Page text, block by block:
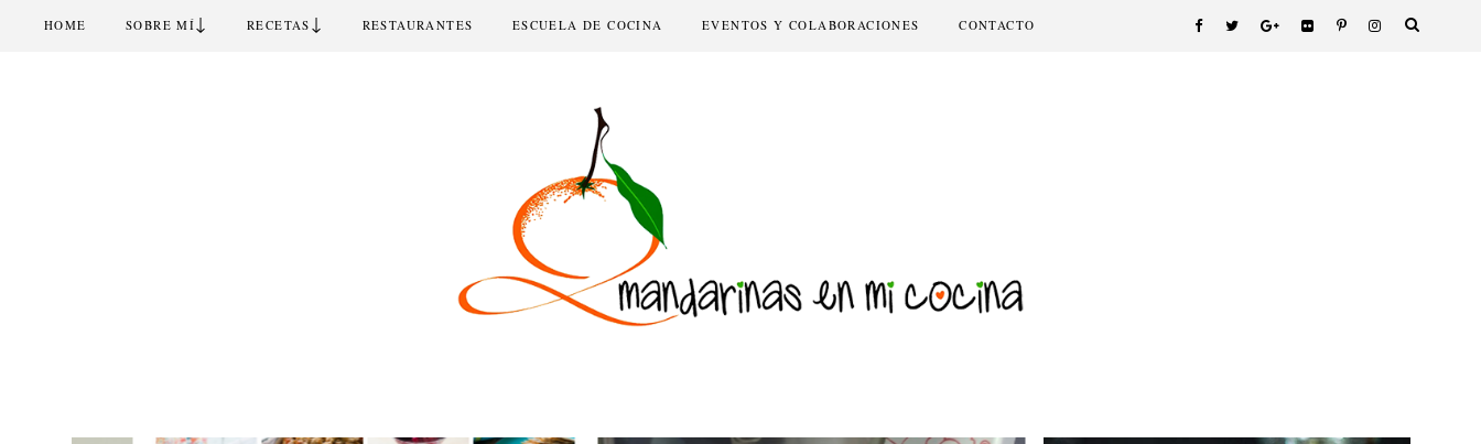
HOME SOBRE MÍ↓ RECETAS ↓ RESTAURANTES ESCUELA DE COCINA EVENTOS Y COLABORACIONES CONTACTO